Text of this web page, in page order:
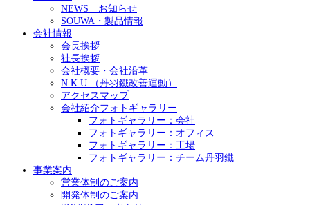
NEWS お知らせ
SOUWA・製品情報
会社情報
会長挨拶
社長挨拶
会社概要・会社沿革
N.K.U.（丹羽鐵改善運動）
アクセスマップ
会社紹介フォトギャラリー
フォトギャラリー：会社
フォトギャラリー：オフィス
フォトギャラリー：工場
フォトギャラリー：チーム丹羽鐵
事業案内
営業体制のご案内
開発体制のご案内